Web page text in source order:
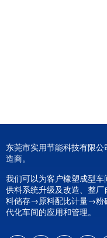
东莞市实用节能科技有限
造商。
我们可以为客户橡塑成型车
供料系统升级及改造、整
料储存→原料配比计量→粉
代化车间的应用和管理。